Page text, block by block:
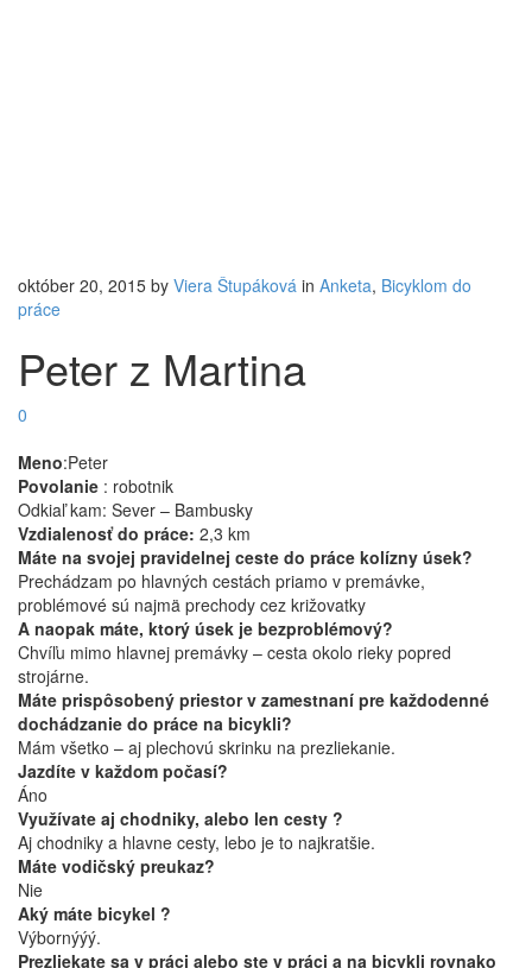
október 20, 2015 by Viera Štupáková in Anketa, Bicyklom do
práce
Peter z Martina
0
Meno:Peter
Povolanie : robotnik
Odkiaľ kam: Sever – Bambusky
Vzdialenosť do práce: 2,3 km
Máte na svojej pravidelnej ceste do práce kolízny úsek?
Prechádzam po hlavných cestách priamo v premávke,
problémové sú najmä prechody cez križovatky
A naopak máte, ktorý úsek je bezproblémový?
Chvíľu mimo hlavnej premávky – cesta okolo rieky popred
strojárne.
Máte prispôsobený priestor v zamestnaní pre každodenné
dochádzanie do práce na bicykli?
Mám všetko – aj plechovú skrinku na prezliekanie.
Jazdíte v každom počasí?
Áno
Využívate aj chodniky, alebo len cesty ?
Aj chodniky a hlavne cesty, lebo je to najkratšie.
Máte vodičský preukaz?
Nie
Aký máte bicykel ?
Výbornýýý.
Prezliekate sa v práci alebo ste v práci a na bicykli rovnako